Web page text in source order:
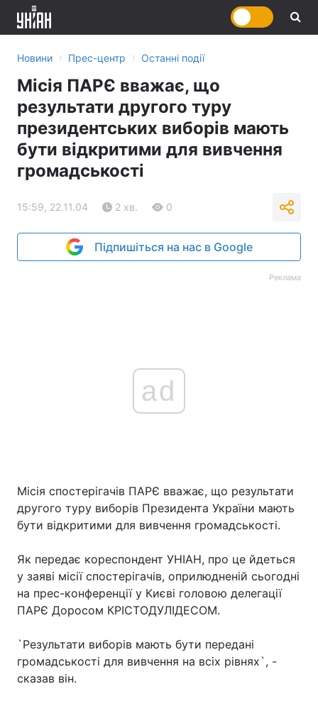
Новини › Прес-центр › Останні події
Місія ПАРЄ вважає, що
результати другого туру
президентських виборів мають
бути відкритими для вивчення
громадськості
15:59, 22.11.04 2 хв. 0
Підпишіться на нас в Google
Реклама
ad
Місія спостерігачів ПАРЄ вважає, що результати
другого туру виборів Президента України мають
бути відкритими для вивчення громадськості.
Як передає кореспондент УНІАН, про це йдеться
у заяві місії спостерігачів, оприлюдненій сьогодні
на прес-конференції у Києві головою делегації
ПАРЄ Доросом КРІСТОДУЛІДЕСОМ.
`Результати виборів мають бути передані
громадськості для вивчення на всіх рівнях`, -
сказав він.